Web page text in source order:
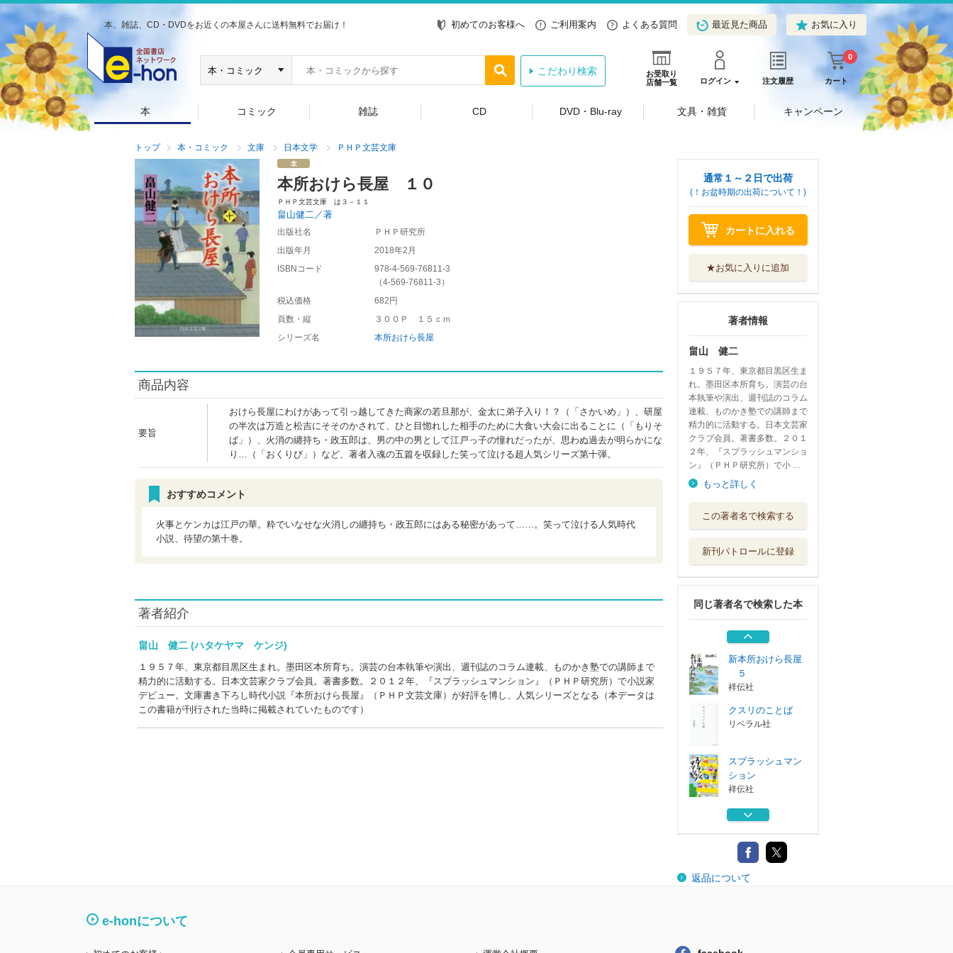
本、雑誌、CD・DVDをお近くの本屋さんに送料無料でお届け！ 初めてのお客様へ ご利用案内 よくある質問 最近見た商品 お気に入り
お受取り
店舗一覧
ログイン 注文履歴 カート
0
こだわり検索
本 コミック 雑誌 CD DVD・Blu-ray 文具・雑貨 キャンペーン
トップ 本・コミック 文庫 日本文学 ＰＨＰ文芸文庫
本所おけら長屋 １０
ＰＨＰ文芸文庫 は３－１１
畠山健二／著
出版社名
ＰＨＰ研究所
出版年月
2018年2月
ISBNコード
978-4-569-76811-3
（4-569-76811-3 ）
税込価格
682円
頁数・縦
３００Ｐ １５ｃｍ
シリーズ名
本所おけら長屋
商品内容
要旨
おけら長屋にわけがあって引っ越してきた商家の若旦那が、金太に弟子入り！？（「さかいめ」）、研屋
の半次は万造と松吉にそそのかされて、ひと目惚れした相手のために大食い大会に出ることに（「もりそ
ば」）、火消の纏持ち・政五郎は、男の中の男として江戸っ子の憧れだったが、思わぬ過去が明らかにな
り…（「おくりび」）など、著者入魂の五篇を収録した笑って泣ける超人気シリーズ第十弾。
おすすめコメント
火事とケンカは江戸の華。粋でいなせな火消しの纏持ち・政五郎にはある秘密があって……。笑って泣ける人気時代
小説、待望の第十巻。
著者紹介
畠山 健二 (ハタケヤマ ケンジ)
１９５７年、東京都目黒区生まれ。墨田区本所育ち。演芸の台本執筆や演出、週刊誌のコラム連載、ものかき塾での講師まで
精力的に活動する。日本文芸家クラブ会員。著書多数。２０１２年、『スプラッシュマンション』（ＰＨＰ研究所）で小説家
デビュー。文庫書き下ろし時代小説『本所おけら長屋』（ＰＨＰ文芸文庫）が好評を博し、人気シリーズとなる（本データは
この書籍が刊行された当時に掲載されていたものです）
通常１～２日で出荷
(！お盆時期の出荷について！)
カートに入れる
★お気に入りに追加
著者情報
畠山 健二
１９５７年、東京都目黒区生ま
れ。墨田区本所育ち。演芸の台
本執筆や演出、週刊誌のコラム
連載、ものかき塾での講師まで
精力的に活動する。日本文芸家
クラブ会員。著書多数。２０１
２年、『スプラッシュマンショ
ン』（ＰＨＰ研究所）で小 …
もっと詳しく
この著者名で検索する
新刊パトロールに登録
同じ著者名で検索した本
ション
新本所おけら長屋
祥伝社
超実践！６０歳か
ら小説家になる
祥伝社
新本所おけら長屋
５
祥伝社
クスリのことば
リベラル社
スプラッシュマン
ション
祥伝社
新本所おけら長屋
祥伝社
超実践！６０歳か
ら小説家になる
返品について
e-honについて